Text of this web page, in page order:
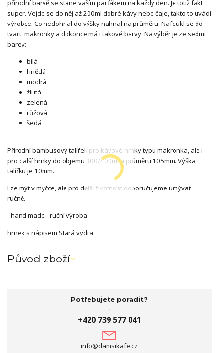
přírodní barvě se stane vaším parťákem na každý den. Je totiž fakt
super. Vejde se do něj až 200ml dobré kávy nebo čaje, takto to uvádí
výrobce. Co nedohnal do výšky nahnal na průměru. Nafoukl se do
tvaru makronky a dokonce má i takové barvy. Na výběr je ze sedmi
barev:
bílá
hnědá
modrá
žlutá
zelená
růžová
šedá
Přírodní bambusový talířek pro kávové hrnky typu makronka, ale i
pro další hrnky do objemu 300/400ml a průměru 105mm. Výška
talířku je 10mm.
Lze mýt v myčce, ale pro delší životnost doporučujeme umývat
ručně.
- hand made - ruční výroba -
hrnek s nápisem Stará vydra
Původ zboží
Potřebujete poradit?
+420 739 577 041
info@damsikafe.cz